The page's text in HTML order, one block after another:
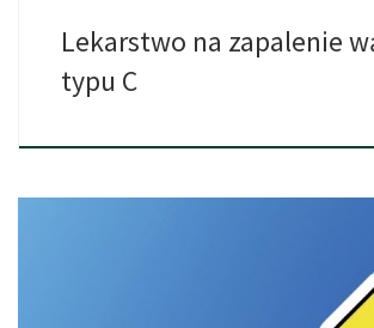
Lekarstwo na zapalenie
typu C